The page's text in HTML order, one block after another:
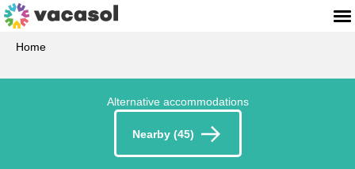
Home
Alternative accommodations
Nearby (45)